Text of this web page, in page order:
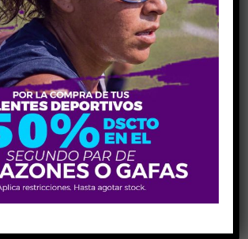
ADICIONAL
protege tu visión con la colección de
Inspiradas en un estilo de vida
estas gafas están construidas para
un confort excepcional durante todo el